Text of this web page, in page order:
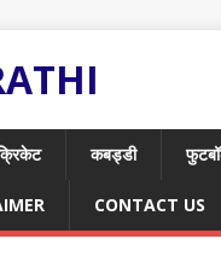
कबड्डी
CONTACT US